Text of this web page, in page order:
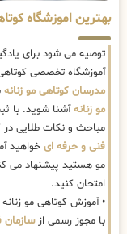
بهترین اموزشگاه
توصیه می شود برای
آموزشگاه تخصصی
مدرسان کوتاهی مو زنانه
مو زنانهآشنا شوید. با
مباحث و نکات طلایی در
فنی و حرفه ای خواهید
مو هستید پیشنهاد می
امتحان کنید.
• آموزش کوتاهی مو
با مجوز رسمی از